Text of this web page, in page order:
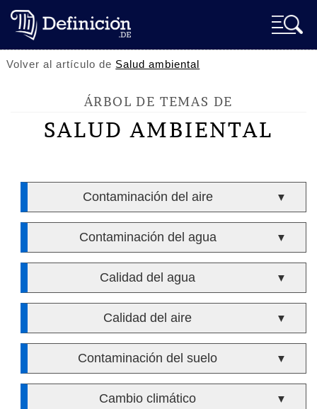
Volver al artículo de Salud ambiental
ÁRBOL DE TEMAS DE
SALUD AMBIENTAL
Contaminación del aire ▼
Contaminación del agua ▼
Calidad del agua ▼
Calidad del aire ▼
Contaminación del suelo ▼
Cambio climático ▼